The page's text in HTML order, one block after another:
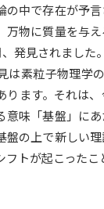
格認定
学研究
特徴を調べる
の中で存在が予
万物に質量を与
発見されました。
は素粒子物理学
ります。それは
味「基盤」にあ
盤の上で新しい
トが起こったこ